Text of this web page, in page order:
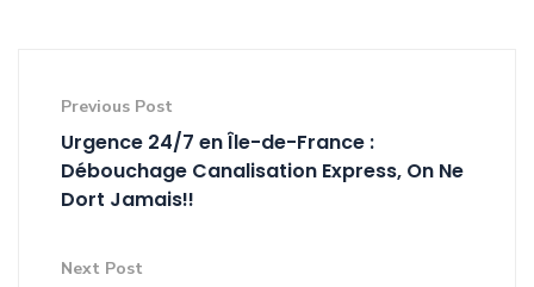
Previous Post
Urgence 24/7 en Île-de-France :
Débouchage Canalisation Express, On Ne
Dort Jamais!!
Next Post